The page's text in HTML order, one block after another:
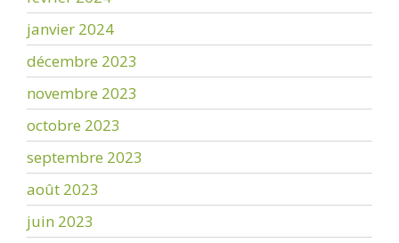
janvier 2024
décembre 2023
novembre 2023
octobre 2023
septembre 2023
août 2023
juin 2023